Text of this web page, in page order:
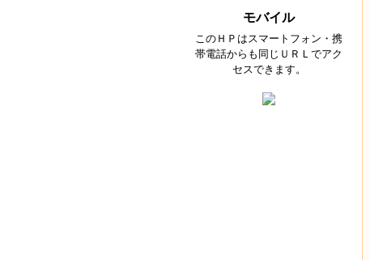
モバイル
このＨＰはスマートフォン・携
帯電話からも同じＵＲＬでアク
セスできます。